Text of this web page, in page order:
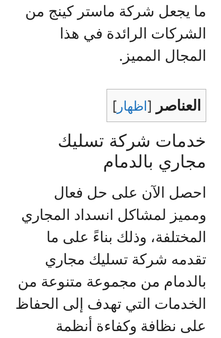
ما يجعل شركة ماستر كينج من
الشركات الرائدة في هذا
المجال المميز.
العناصر [اظهار ]
خدمات شركة تسليك
مجاري بالدمام
احصل الآن على حل فعال
ومميز لمشاكل انسداد المجاري
المختلفة، وذلك بناءً على ما
تقدمه شركة تسليك مجاري
بالدمام من مجموعة متنوعة من
الخدمات التي تهدف إلى الحفاظ
على نظافة وكفاءة أنظمة